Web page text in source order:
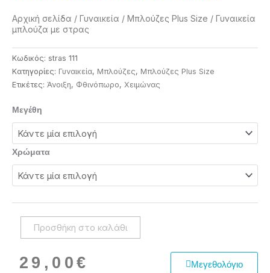
Αρχική σελίδα / Γυναικεία / Μπλούζες Plus Size / Γυναικεία
μπλούζα με στρας
Κωδικός: stras 111
Κατηγορίες: Γυναικεία, Μπλούζες, Μπλούζες Plus Size
Ετικέτες: Άνοιξη, Φθινόπωρο, Χειμώνας
Μεγέθη
Χρώματα
Γυναικεία
μπλούζα
με
στρας
Προσθήκη στο καλάθι
29,00 € Μεγεθολόγιο